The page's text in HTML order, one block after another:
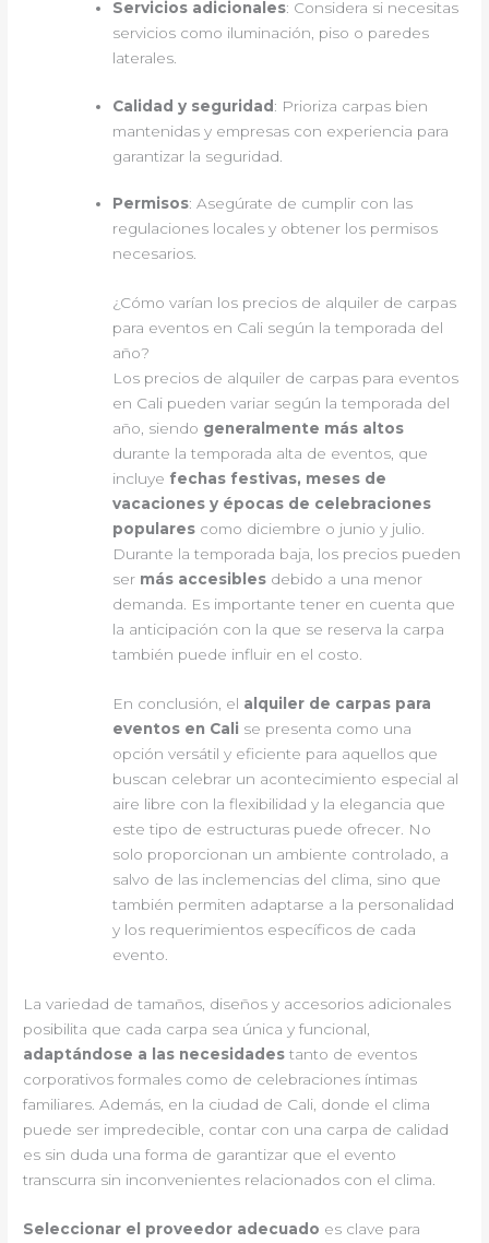
Servicios adicionales: Considera si necesitas
servicios como iluminación, piso o paredes
laterales.
Calidad y seguridad : Prioriza carpas bien
mantenidas y empresas con experiencia para
garantizar la seguridad.
Permisos: Asegúrate de cumplir con las
regulaciones locales y obtener los permisos
necesarios.
¿Cómo varían los precios de alquiler de carpas
para eventos en Cali según la temporada del
año?
Los precios de alquiler de carpas para eventos
en Cali pueden variar según la temporada del
año, siendo generalmente más altos
durante la temporada alta de eventos, que
incluye fechas festivas, meses de
vacaciones y épocas de celebraciones
populares como diciembre o junio y julio.
Durante la temporada baja, los precios pueden
ser más accesibles debido a una menor
demanda. Es importante tener en cuenta que
la anticipación con la que se reserva la carpa
también puede influir en el costo.
En conclusión, el alquiler de carpas para
eventos en Cali se presenta como una
opción versátil y eficiente para aquellos que
buscan celebrar un acontecimiento especial al
aire libre con la flexibilidad y la elegancia que
este tipo de estructuras puede ofrecer. No
solo proporcionan un ambiente controlado, a
salvo de las inclemencias del clima, sino que
también permiten adaptarse a la personalidad
y los requerimientos específicos de cada
evento.
La variedad de tamaños, diseños y accesorios adicionales
posibilita que cada carpa sea única y funcional,
adaptándose a las necesidades tanto de eventos
corporativos formales como de celebraciones íntimas
familiares. Además, en la ciudad de Cali, donde el clima
puede ser impredecible, contar con una carpa de calidad
es sin duda una forma de garantizar que el evento
transcurra sin inconvenientes relacionados con el clima.
Seleccionar el proveedor adecuado es clave para